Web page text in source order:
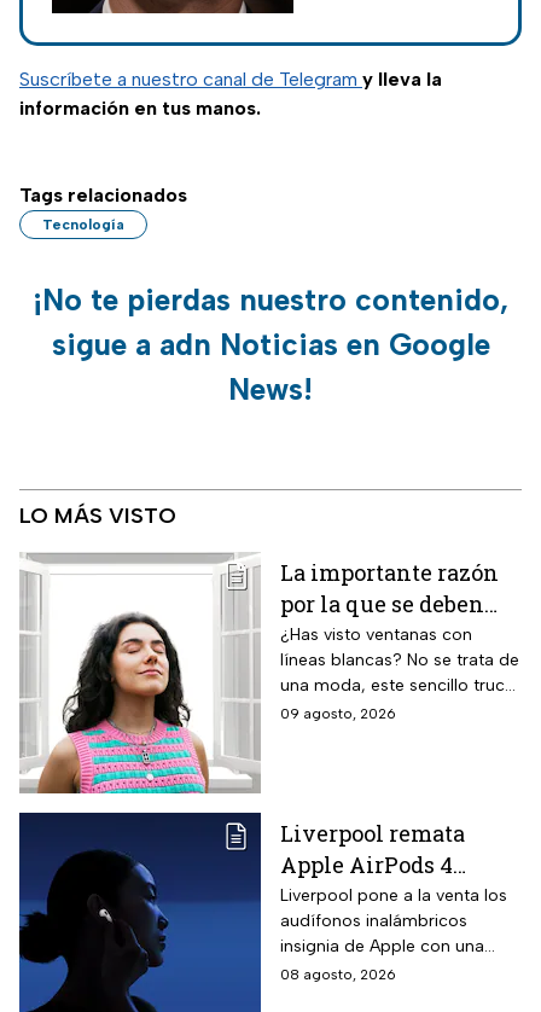
personal: el fin y
reemplazo de los
Suscríbete a nuestro canal de Telegram y lleva la
información en tus manos.
Tags relacionados
Tecnología
¡No te pierdas nuestro contenido,
sigue a adn Noticias en Google
News!
LO MÁS VISTO
La importante razón
por la que se deben
pintar líneas blancas
en las ventanas
¿Has visto ventanas con
líneas blancas? No se trata de
una moda, este sencillo truco
puede ayudar a salvar vidas,
09 agosto, 2026
Liverpool remata
Apple AirPods 4
inalámbricos con 20%
descuento y hasta 16
MSI
Liverpool pone a la venta los
audífonos inalámbricos
insignia de Apple con una
rebaja considerable y
08 agosto, 2026